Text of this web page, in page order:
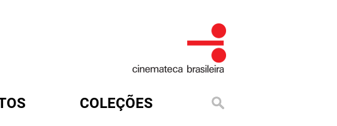
COLEÇÕES